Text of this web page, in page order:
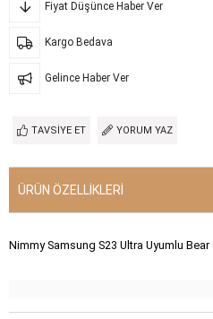
Fiyat Düşünce Haber Ver
Kargo Bedava
Gelince Haber Ver
TAVSIYE ET YORUM YAZ
ÜRÜN ÖZELLIKLERI
Nimmy Samsung S23 Ultra Uyumlu Bear